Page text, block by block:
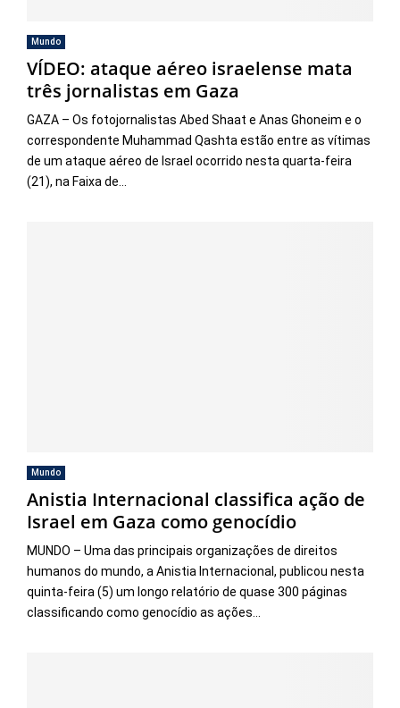
Mundo
VÍDEO: ataque aéreo israelense mata
três jornalistas em Gaza
GAZA – Os fotojornalistas Abed Shaat e Anas Ghoneim e o
correspondente Muhammad Qashta estão entre as vítimas
de um ataque aéreo de Israel ocorrido nesta quarta-feira
(21), na Faixa de...
Mundo
Anistia Internacional classifica ação de
Israel em Gaza como genocídio
MUNDO – Uma das principais organizações de direitos
humanos do mundo, a Anistia Internacional, publicou nesta
quinta-feira (5) um longo relatório de quase 300 páginas
classificando como genocídio as ações...